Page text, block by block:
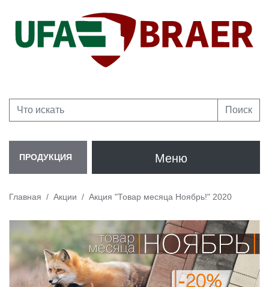
Поиск
ПРОДУКЦИЯ Меню
Главная Акции Акция "Товар месяца Ноябрь!" 2020